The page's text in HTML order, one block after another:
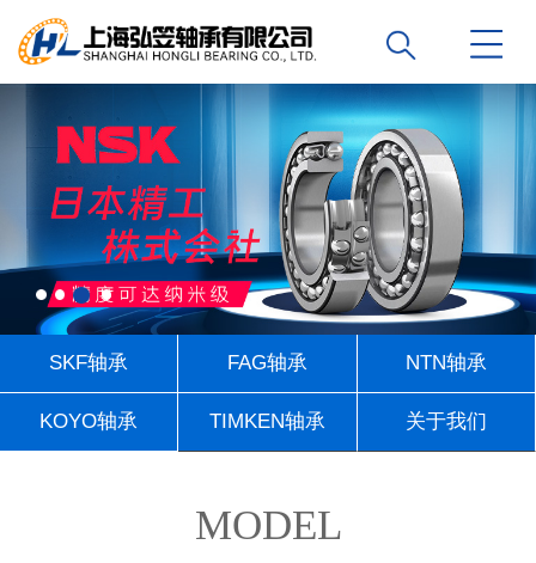
SKF轴承 FAG轴承 NTN轴承
KOYO轴承 TIMKEN轴承 关于我们
MODEL